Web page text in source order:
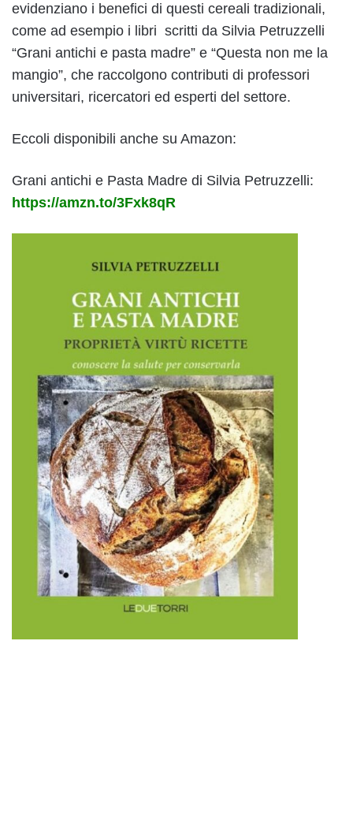
evidenziano i benefici di questi cereali tradizionali,
come ad esempio i libri scritti da Silvia Petruzzelli
“Grani antichi e pasta madre” e “Questa non me la
mangio”, che raccolgono contributi di professori
universitari, ricercatori ed esperti del settore.
Eccoli disponibili anche su Amazon:
Grani antichi e Pasta Madre di Silvia Petruzzelli:
https://amzn.to/3Fxk8qR